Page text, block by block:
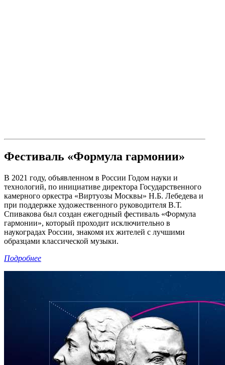
Фестиваль «Формула гармонии»
В 2021 году, объявленном в России Годом науки и
технологий, по инициативе директора Государственного
камерного оркестра «Виртуозы Москвы» Н.Б. Лебедева и
при поддержке художественного руководителя В.Т.
Спивакова был создан ежегодный фестиваль «Формула
гармонии», который проходит исключительно в
наукоградах России, знакомя их жителей с лучшими
образцами классической музыки.
Подробнее